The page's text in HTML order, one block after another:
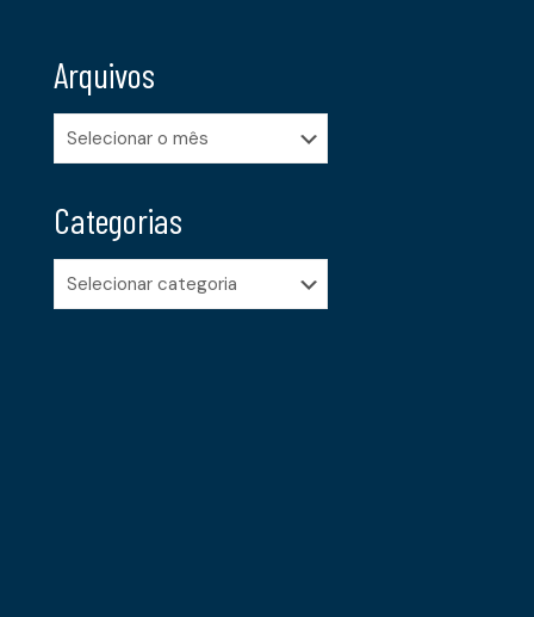
Arquivos
Arquivos
Categorias
Categorias